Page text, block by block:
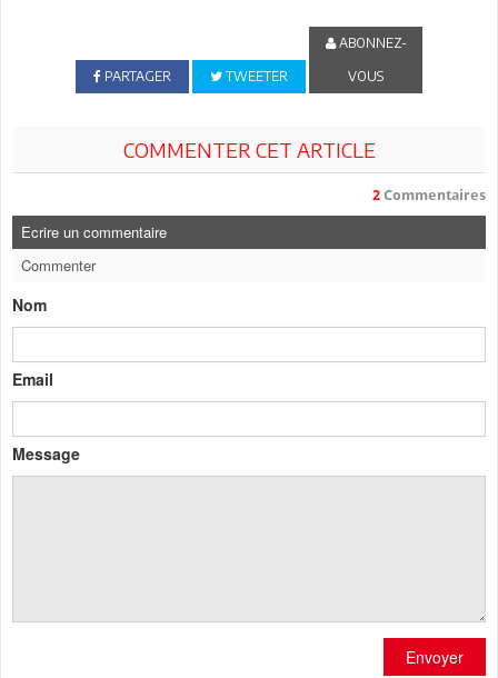
PARTAGER TWEETER
ABONNEZ-
VOUS
COMMENTER CET ARTICLE
2 Commentaires
Ecrire un commentaire
Commenter
Nom
Email
Message
Envoyer